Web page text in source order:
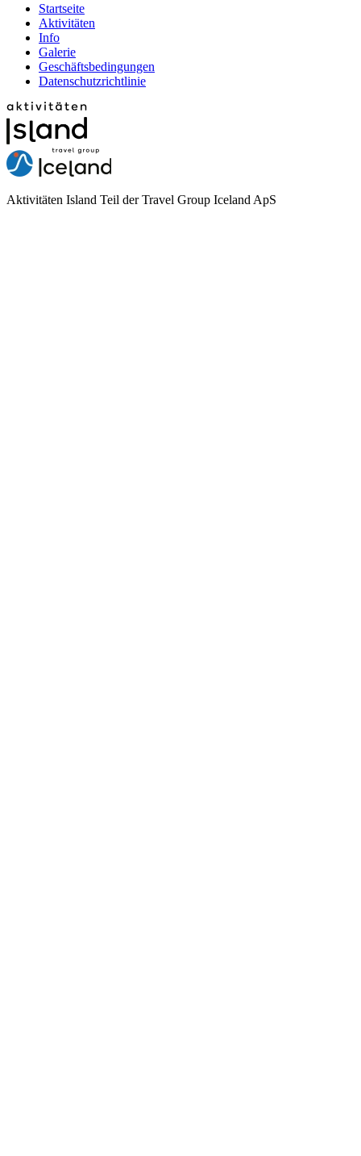
Startseite
Aktivitäten
Info
Galerie
Geschäftsbedingungen
Datenschutzrichtlinie
Aktivitäten Island Teil der Travel Group Iceland ApS